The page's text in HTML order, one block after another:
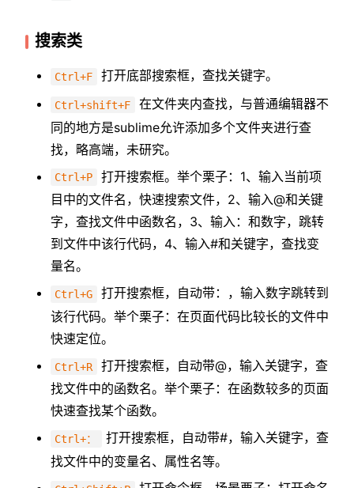
搜索类
Ctrl+F 打开底部搜索框，查找关键字。
Ctrl+shift+F
在文件夹内查找，与普通编辑器不
同的地方是sublime允许添加多个文件夹进行查
找，略高端，未研究。
Ctrl+P
打开搜索框。举个栗子：1、输入当前项
目中的文件名，快速搜索文件，2、输入@和关键
字，查找文件中函数名，3、输入：和数字，跳转
到文件中该行代码，4、输入#和关键字，查找变
量名。
Ctrl+G
打开搜索框，自动带：，输入数字跳转到
该行代码。举个栗子：在页面代码比较长的文件中
快速定位。
Ctrl+R
打开搜索框，自动带@，输入关键字，查
找文件中的函数名。举个栗子：在函数较多的页面
快速查找某个函数。
Ctrl+：
打开搜索框，自动带#，输入关键字，查
找文件中的变量名、属性名等。